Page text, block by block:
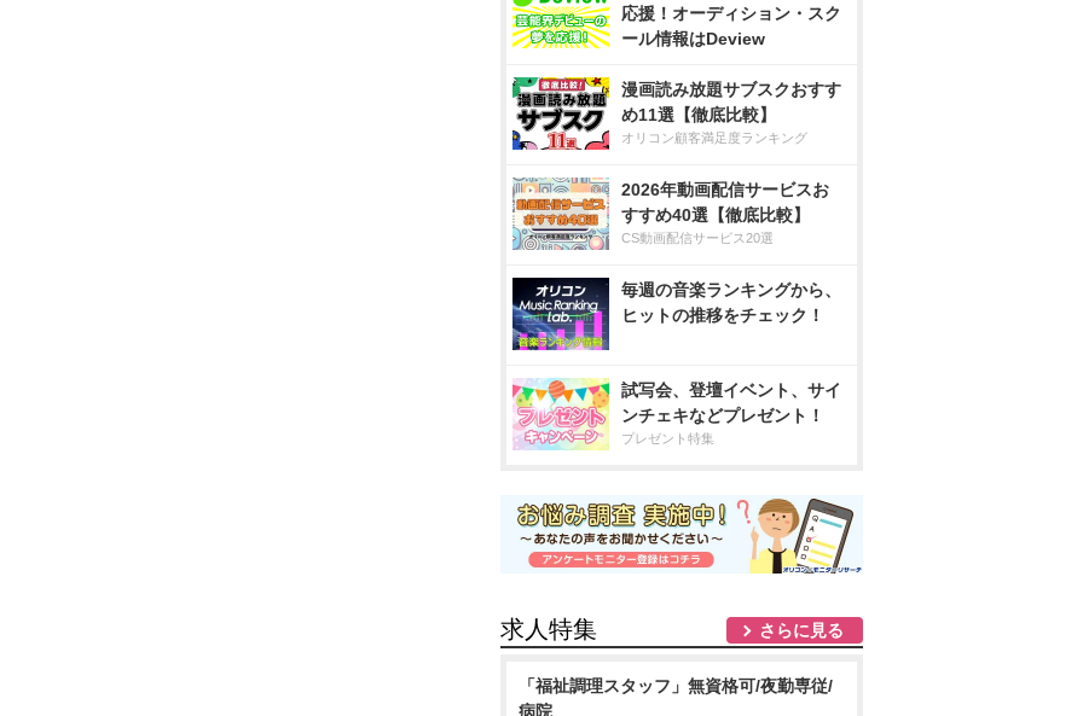
応援！オーディション・スク
ール情報はDeview
漫画読み放題サブスクおすす
め11選【徹底比較】
オリコン顧客満足度ランキング
2026年動画配信サービスお
すすめ40選【徹底比較】
CS動画配信サービス20選
毎週の音楽ランキングから、
ヒットの推移をチェック！
試写会、登壇イベント、サイ
ンチェキなどプレゼント！
プレゼント特集
求人特集 さらに見る
「福祉調理スタッフ」無資格可/夜勤専従/
病院